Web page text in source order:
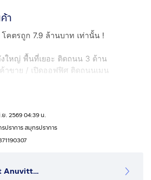
า
โคตรถูก 7.9 ล้านบาท เท่านั้น !
งใหญ่ พื้นที่เยอะ ติดถนน 3 ด้าน
าขาย / เปิดออฟฟิศ ติดถนนเมน
าย ติดถนนทั้ง 3 ด้าน
ทำธุรกิจขนาดเล็ก / ปล่อยเช่า
คนผ่านตลอด ชุมชนใหญ่ ไม่เปลี่ยว
ลาด / 7-Eleven / Lotus Express
ำท่วม
ย. 2569 04:39 น.
ปราการ สมุทรปราการ
Chakrit Anuvitthayaworrakij